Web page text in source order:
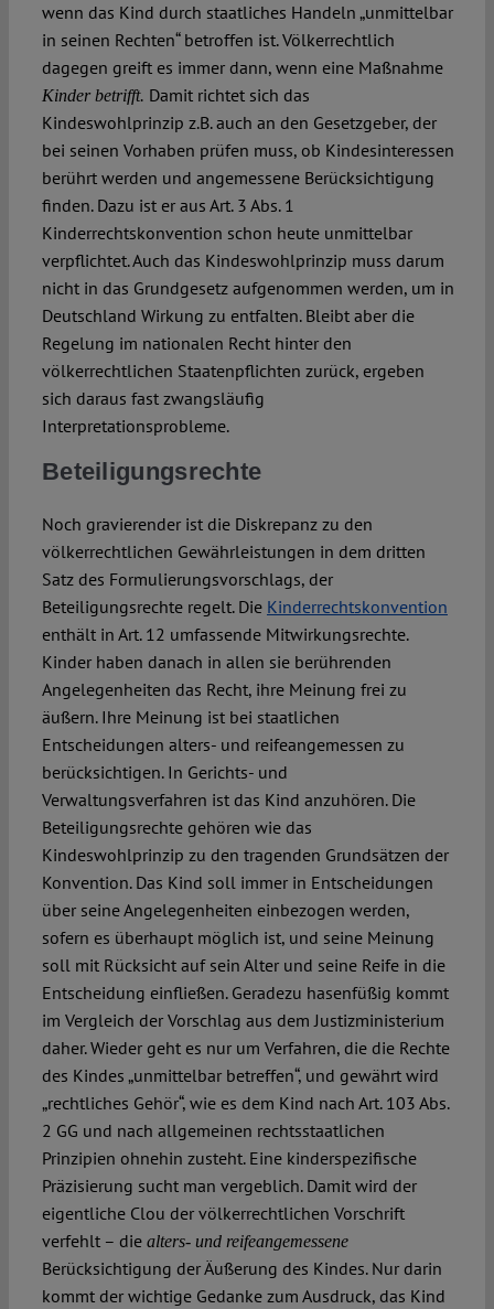
wenn das Kind durch staatliches Handeln „unmittelbar
in seinen Rechten“ betroffen ist. Völkerrechtlich
dagegen greift es immer dann, wenn eine Maßnahme
Kinder betrifft. Damit richtet sich das
Kindeswohlprinzip z.B. auch an den Gesetzgeber, der
bei seinen Vorhaben prüfen muss, ob Kindesinteressen
berührt werden und angemessene Berücksichtigung
finden. Dazu ist er aus Art. 3 Abs. 1
Kinderrechtskonvention schon heute unmittelbar
verpflichtet. Auch das Kindeswohlprinzip muss darum
nicht in das Grundgesetz aufgenommen werden, um in
Deutschland Wirkung zu entfalten. Bleibt aber die
Regelung im nationalen Recht hinter den
völkerrechtlichen Staatenpflichten zurück, ergeben
sich daraus fast zwangsläufig
Interpretationsprobleme.
Beteiligungsrechte
Noch gravierender ist die Diskrepanz zu den
völkerrechtlichen Gewährleistungen in dem dritten
Satz des Formulierungsvorschlags, der
Beteiligungsrechte regelt. Die Kinderrechtskonvention
enthält in Art. 12 umfassende Mitwirkungsrechte.
Kinder haben danach in allen sie berührenden
Angelegenheiten das Recht, ihre Meinung frei zu
äußern. Ihre Meinung ist bei staatlichen
Entscheidungen alters- und reifeangemessen zu
berücksichtigen. In Gerichts- und
Verwaltungsverfahren ist das Kind anzuhören. Die
Beteiligungsrechte gehören wie das
Kindeswohlprinzip zu den tragenden Grundsätzen der
Konvention. Das Kind soll immer in Entscheidungen
über seine Angelegenheiten einbezogen werden,
sofern es überhaupt möglich ist, und seine Meinung
soll mit Rücksicht auf sein Alter und seine Reife in die
Entscheidung einfließen. Geradezu hasenfüßig kommt
im Vergleich der Vorschlag aus dem Justizministerium
daher. Wieder geht es nur um Verfahren, die die Rechte
des Kindes „unmittelbar betreffen“, und gewährt wird
„rechtliches Gehör“, wie es dem Kind nach Art. 103 Abs.
2 GG und nach allgemeinen rechtsstaatlichen
Prinzipien ohnehin zusteht. Eine kinderspezifische
Präzisierung sucht man vergeblich. Damit wird der
eigentliche Clou der völkerrechtlichen Vorschrift
verfehlt – die alters- und reifeangemessene
Berücksichtigung der Äußerung des Kindes. Nur darin
kommt der wichtige Gedanke zum Ausdruck, das Kind